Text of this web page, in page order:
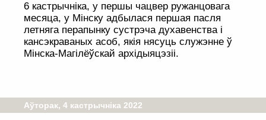
6 кастрычніка, у першы чацвер ружанцовага
месяца, у Мінску адбылася першая пасля
летняга перапынку сустрэча духавенства і
кансэкраваных асоб, якія нясуць служэнне ў
Мінска-Магілёўскай архідыяцэзіі.
Аўторак, 4 кастрычніка 2022